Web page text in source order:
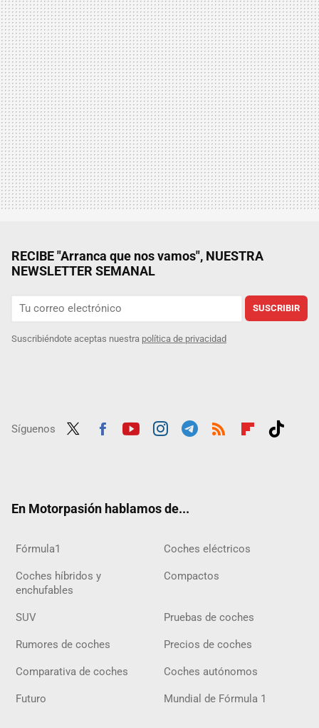
RECIBE "Arranca que nos vamos", NUESTRA
NEWSLETTER SEMANAL
SUSCRIBIR
Suscribiéndote aceptas nuestra política de privacidad
Síguenos
En Motorpasión hablamos de...
Fórmula1 Coches eléctricos
Coches híbridos y
enchufables
Compactos
SUV Pruebas de coches
Rumores de coches Precios de coches
Comparativa de coches Coches autónomos
Futuro Mundial de Fórmula 1